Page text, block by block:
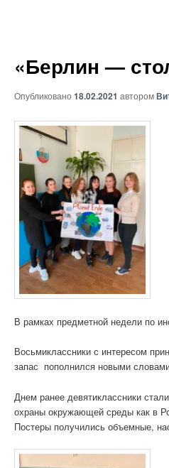
«Берлин —
Опубликовано 18.02.2021 автором
В рамках предметной недели по
Восьмиклассники с интересом
запас пополнился новыми
Днем ранее девятиклассники
охраны окружающей среды как в
Постеры получились объемные,